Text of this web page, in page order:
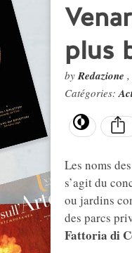
plus
byRedazione
Catégories:
Les noms
s’agit du
ou jardins
des parcs
Fattoria di